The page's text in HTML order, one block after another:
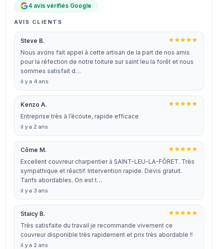
4 avis vérifiés Google
AVIS CLIENTS
Steve B.
Nous avons fait appel à cette artisan de la part de nos amis
pour la réfection de notre toiture sur saint leu la forêt et nous
sommes satisfait d…
il y a 4 ans
Kenzo A.
Entreprise très à l’écoute, rapide efficace
il y a 2 ans
Côme M.
Excellent couvreur charpentier à SAINT-LEU-LA-FÔRET. Très
sympathique et réactif. Intervention rapide. Devis gratuit.
Tarifs abordables. On est t…
il y a 3 ans
Staicy B.
Très satisfaite du travail je recommande vivement ce
couvreur disponible très rapidement et prix très abordable !!
il y a 2 ans